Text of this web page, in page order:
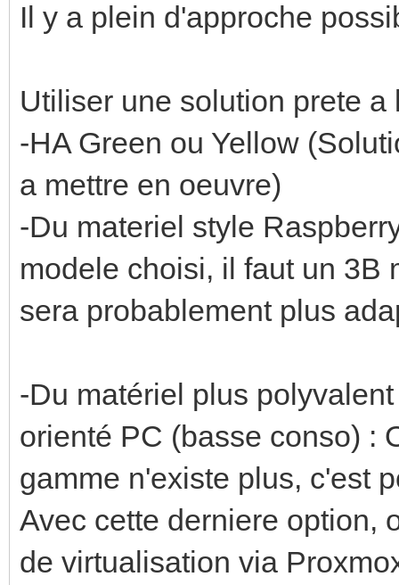
Il y a plein d'approche
Utiliser une solution prete a
-HA Green ou Yellow
a mettre en oeuvre)
-Du materiel style
modele choisi, il faut un 3B
sera probablement plus
-Du matériel plus
orienté PC (basse conso) :
gamme n'existe plus, c'est
Avec cette derniere option,
de virtualisation via